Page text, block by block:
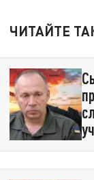
ЧИТАЙТЕ